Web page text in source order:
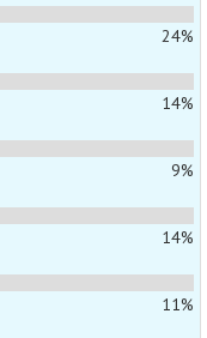
24%
14%
9%
14%
11%